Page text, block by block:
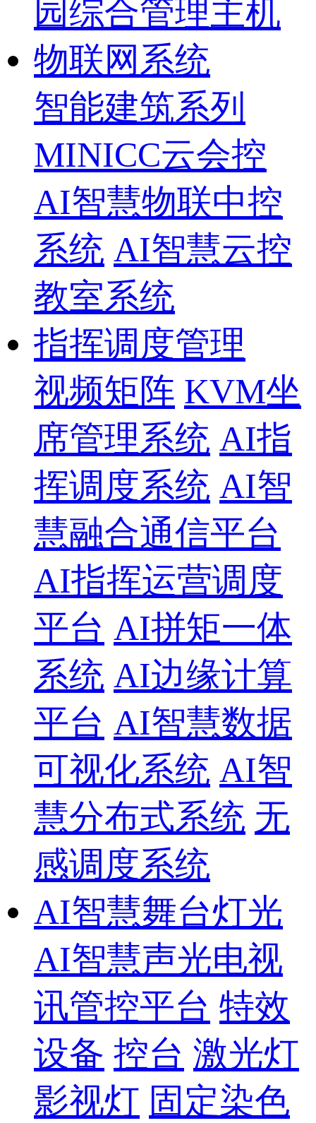
园综合管理主机
物联网系统
智能建筑系列
MINICC云会控
AI智慧物联中控
系统 AI智慧云控
教室系统
指挥调度管理
视频矩阵 KVM坐
席管理系统 AI指
挥调度系统 AI智
慧融合通信平台
AI指挥运营调度
平台 AI拼矩一体
系统 AI边缘计算
平台 AI智慧数据
可视化系统 AI智
慧分布式系统 无
感调度系统
AI智慧舞台灯光
AI智慧声光电视
讯管控平台 特效
设备 控台 激光灯
影视灯 固定染色